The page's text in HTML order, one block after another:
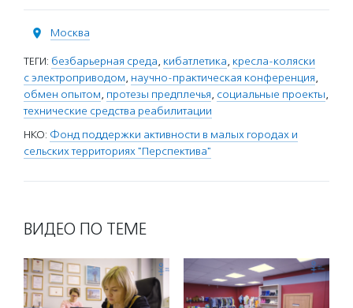
Москва
ТЕГИ: безбарьерная среда, кибатлетика, кресла-коляски
с электроприводом, научно-практическая конференция,
обмен опытом, протезы предплечья, социальные проекты,
технические средства реабилитации
НКО: Фонд поддержки активности в малых городах и
сельских территориях "Перспектива"
ВИДЕО ПО ТЕМЕ